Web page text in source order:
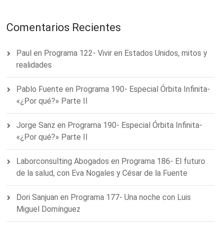
Comentarios Recientes
Paul en Programa 122- Vivir en Estados Unidos, mitos y
realidades
Pablo Fuente en Programa 190- Especial Órbita Infinita-
«¿Por qué?» Parte II
Jorge Sanz en Programa 190- Especial Órbita Infinita-
«¿Por qué?» Parte II
Laborconsulting Abogados en Programa 186- El futuro
de la salud, con Eva Nogales y César de la Fuente
Dori Sanjuan en Programa 177- Una noche con Luis
Miguel Domínguez